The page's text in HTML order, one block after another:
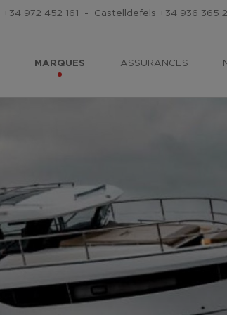
+34 972 452 161 - Castelldefels +34 936 365
MARQUES ASSURANCES